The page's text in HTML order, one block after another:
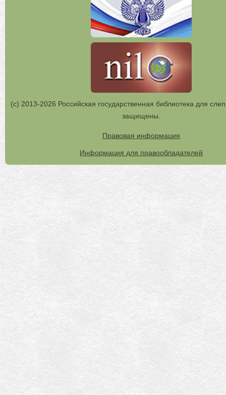
(с) 2013-2026 Российская государственная библиотека для
защищены.
Правовая информация
Информация для правообладателей